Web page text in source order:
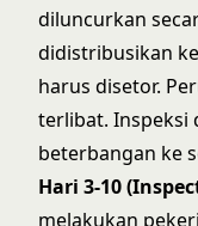
diluncurkan
didistribusikan
harus disetor.
terlibat. Inspeksi
beterbangan ke
Hari 3-10
melakukan